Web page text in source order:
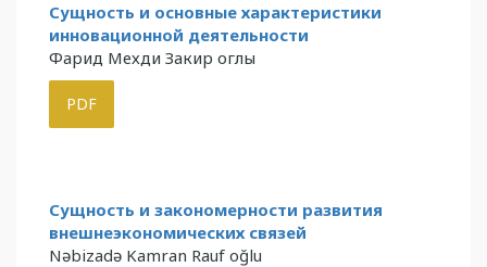
Сущность и основные характеристики
инновационной деятельности
Фарид Мехди Закир оглы
PDF
Сущность и закономерности развития
внешнеэкономических связей
Nəbizadə Kamran Rauf oğlu